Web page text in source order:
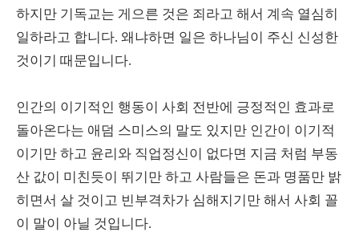
하지만 기독교는 게으른 것은 죄라고 해서 계속 열심히
일하라고 합니다. 왜냐하면 일은 하나님이 주신 신성한
것이기 때문입니다.
인간의 이기적인 행동이 사회 전반에 긍정적인 효과로
돌아온다는 애덤 스미스의 말도 있지만 인간이 이기적
이기만 하고 윤리와 직업정신이 없다면 지금 처럼 부동
산 값이 미친듯이 뛰기만 하고 사람들은 돈과 명품만 밝
히면서 살 것이고 빈부격차가 심해지기만 해서 사회 꼴
이 말이 아닐 것입니다.